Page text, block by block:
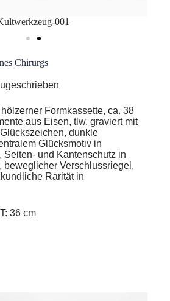
001
Chirurgs
Formkassette, ca. 38
aus Eisen, tlw. graviert mit
dunkle
Glücksmotiv in
Seiten- und Kantenschutz in
beweglicher Verschlussriegel,
Rarität in
36 cm